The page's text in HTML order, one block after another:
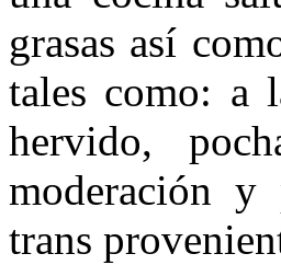
grasas así
tales como: a
hervido,
moderación y
trans